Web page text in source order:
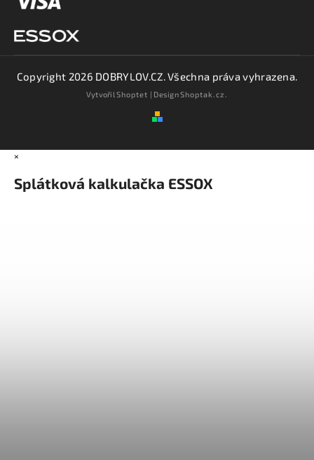
Copyright 2026 DOBRYLOV.CZ. Všechna práva vyhrazena.
VytvořilShoptet | DesignShoptak.cz.
×
Splátková kalkulačka ESSOX